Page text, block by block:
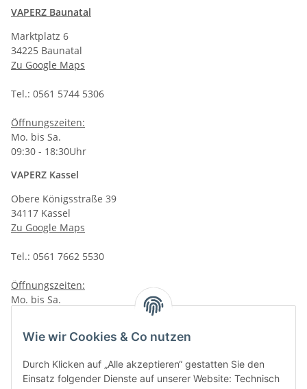
Wie wir Cookies & Co nutzen
Durch Klicken auf „Alle akzeptieren“ gestatten Sie den
Einsatz folgender Dienste auf unserer Website: Technisch
VAPERZ Baunatal
Marktplatz 6
34225 Baunatal
Zu Google Maps
Tel.: 0561 5744 5306
Öffnungszeiten:
Mo. bis Sa.
09:30 - 18:30Uhr
VAPERZ Kassel
Obere Königsstraße 39
34117 Kassel
Zu Google Maps
Tel.: 0561 7662 5530
Öffnungszeiten:
Mo. bis Sa.
VAPERZ Vellmar
Lange Wender 7
34246 Vellmar